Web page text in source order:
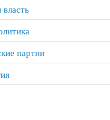
власть
партии